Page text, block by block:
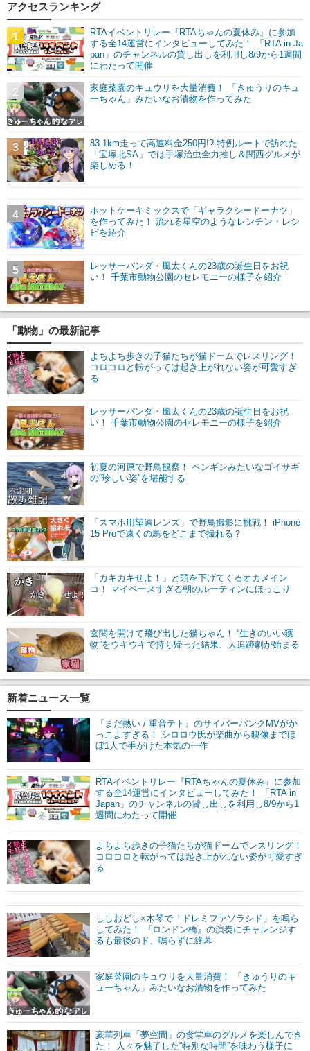
アクセスランキング
RTAイベントリレー『RTAちゃんの夏休み』に参加
する全14運営にインタビューしてみた！ 「RTA in Ja
pan」のチャンネルの貸し出しを利用し8/9から1週間
にわたって開催
1
家庭菜園のキュウリを大量消費！ 「きゅうりのキュ
ーちゃん」みたいなお漬物を作ってみた
2
83.1km走って高速料金250円!? 特例ルートで訪れた
「宝塚北SA」では手塚治虫全力推し＆関西グルメが
楽しめる！
3
ホットケーキミックスで「ギャラクシードーナツ」
を作ってみた！ 流れる星空のようなレンチン・レシ
ピを紹介
4
レッサーパンダ・風太くんの23歳の誕生日をお祝
い！ 千葉市動物公園のセレモニーの様子を紹介
5
「動物」の最新記事
よちよち歩きの子猫たちが猫ドームでレスリング！
コロコロと転がっては起き上がれない姿が可愛すぎ
る
レッサーパンダ・風太くんの23歳の誕生日をお祝
い！ 千葉市動物公園のセレモニーの様子を紹介
初夏の河原で野鳥観察！ ペンギンみたいなゴイサギ
の“珍しい姿”を堪能する
「スマホ用望遠レンズ」で野鳥撮影に挑戦！ iPhone
15 Proで遠くの鳥をどこまで撮れる？
「カキカキせよ！」と頭を下げてくるオカメイン
コ！ マイペースすぎる朝のルーティンにほっこり
玄関を開けて飛び出した猫ちゃん！ “生きのいい獲
物”をウキウキで持ち帰った結果、大追跡劇が始まる
新着ニュース一覧
『まだ熱い / 重音テト』のサイバーパンクMVがか
っこよすぎる！ シロロウ氏が楽曲から映像までほ
ぼ1人で手がけた本気の一作
RTAイベントリレー『RTAちゃんの夏休み』に参加
する全14運営にインタビューしてみた！ 「RTA in
Japan」のチャンネルの貸し出しを利用し8/9から1
週間にわたって開催
よちよち歩きの子猫たちが猫ドームでレスリング！
コロコロと転がっては起き上がれない姿が可愛すぎ
る
ししおどし×木琴で「ドレミファソラシド」を鳴ら
してみた！ 『ロンドン橋』の演奏にチャレンジす
るも最後のド、鳴らずに終幕
家庭菜園のキュウリを大量消費！ 「きゅうりのキ
ューちゃん」みたいなお漬物を作ってみた
豪華列車「夢空間」の食堂車のグルメを楽しんでき
た！ 人々を魅了した“特別な時間”を味わう様子に